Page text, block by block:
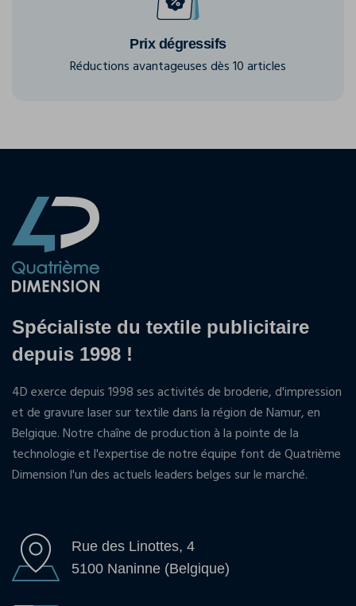
Prix dégressifs
Réductions avantageuses dès 10 articles
Spécialiste du textile publicitaire
depuis 1998 !
4D exerce depuis 1998 ses activités de broderie, d'impression
et de gravure laser sur textile dans la région de Namur, en
Belgique. Notre chaîne de production à la pointe de la
technologie et l'expertise de notre équipe font de Quatrième
Dimension l'un des actuels leaders belges sur le marché.
Rue des Linottes, 4
5100 Naninne (Belgique)